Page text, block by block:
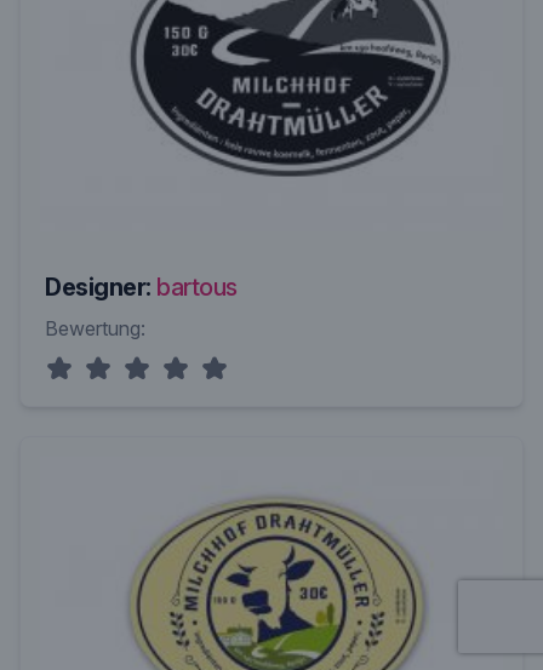
Designer: bartous
Bewertung: